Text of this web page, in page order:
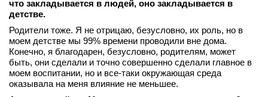
что закладывается в людей, оно закладывается в
детстве.
Родители тоже. Я не отрицаю, безусловно, их роль, но в
моем детстве мы 99% времени проводили вне дома.
Конечно, я благодарен, безусловно, родителям, может
быть, они сделали и точно совершенно сделали главное в
моем воспитании, но и все‑таки окружающая среда
оказывала на меня влияние не меньшее.